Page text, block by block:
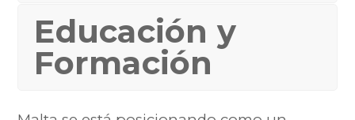
Educación y
Formación